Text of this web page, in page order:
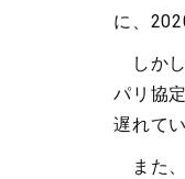
に、
しかし
パリ協
遅れて
また、